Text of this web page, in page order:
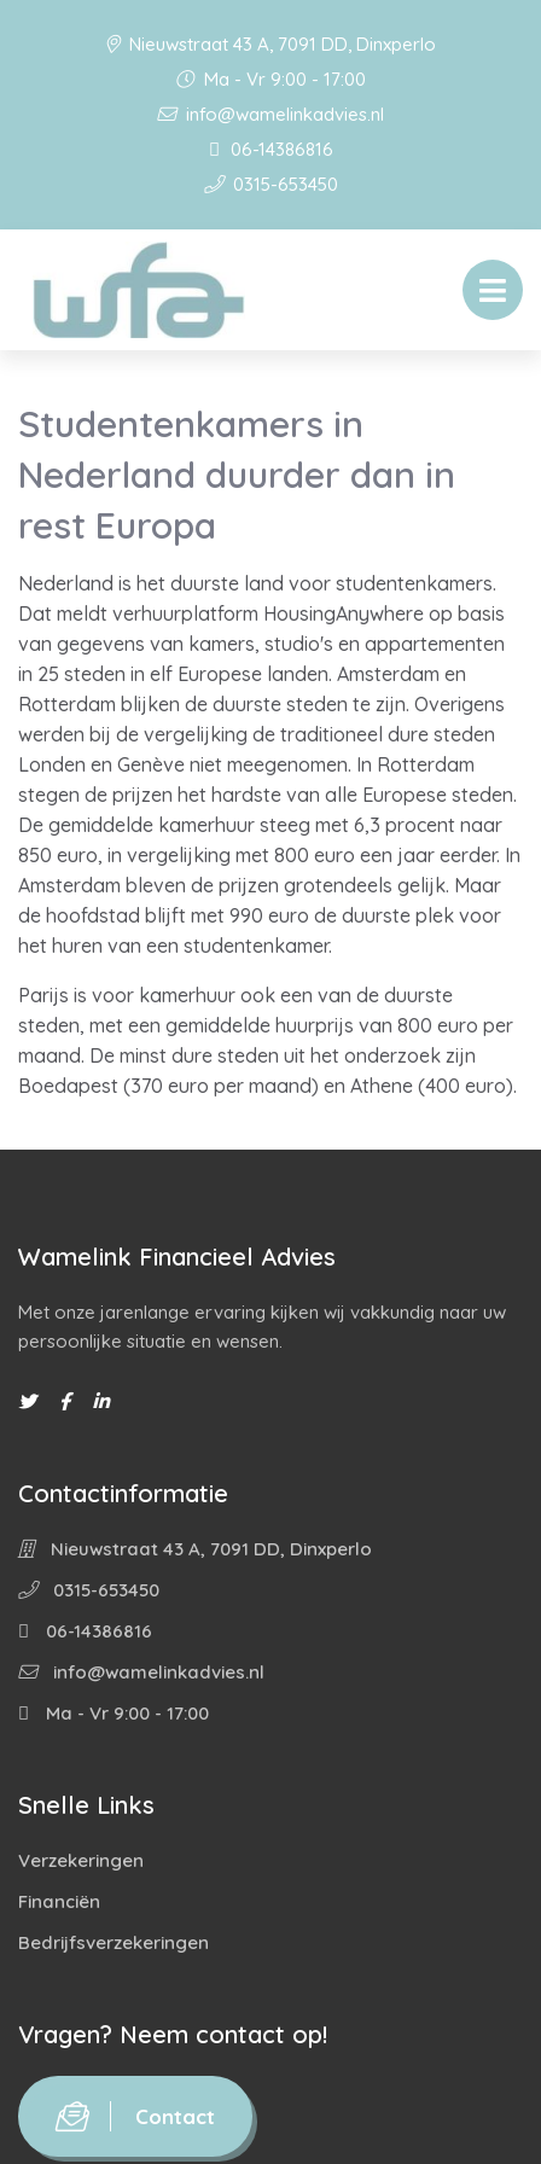
Nieuwstraat 43 A, 7091 DD, Dinxperlo
Ma - Vr 9:00 - 17:00
info@wamelinkadvies.nl
06-14386816
0315-653450
Studentenkamers in
Nederland duurder dan in
rest Europa
Nederland is het duurste land voor studentenkamers.
Dat meldt verhuurplatform HousingAnywhere op basis
van gegevens van kamers, studio's en appartementen
in 25 steden in elf Europese landen. Amsterdam en
Rotterdam blijken de duurste steden te zijn. Overigens
werden bij de vergelijking de traditioneel dure steden
Londen en Genève niet meegenomen. In Rotterdam
stegen de prijzen het hardste van alle Europese steden.
De gemiddelde kamerhuur steeg met 6,3 procent naar
850 euro, in vergelijking met 800 euro een jaar eerder. In
Amsterdam bleven de prijzen grotendeels gelijk. Maar
de hoofdstad blijft met 990 euro de duurste plek voor
het huren van een studentenkamer.
Parijs is voor kamerhuur ook een van de duurste
steden, met een gemiddelde huurprijs van 800 euro per
maand. De minst dure steden uit het onderzoek zijn
Boedapest (370 euro per maand) en Athene (400 euro).
Wamelink Financieel Advies
Met onze jarenlange ervaring kijken wij vakkundig naar uw
persoonlijke situatie en wensen.
Contactinformatie
Nieuwstraat 43 A, 7091 DD, Dinxperlo
0315-653450
06-14386816
info@wamelinkadvies.nl
Ma - Vr 9:00 - 17:00
Snelle Links
Verzekeringen
Financiën
Bedrijfsverzekeringen
Vragen? Neem contact op!
Contact